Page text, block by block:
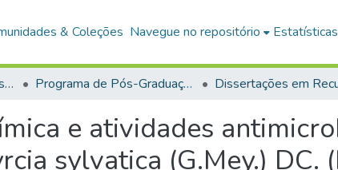
& Coleções Navegue no repositório Estatísticas
Biblioteca Digital de Teses e Dissertações (BDTD) Programa de Pós-Graduação em Recursos Naturais da Amazônia (PPGRNA)
e atividades
sylvatica (G.Mey.) DC.